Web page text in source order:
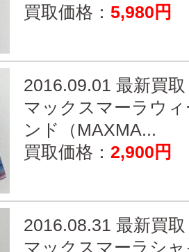
買取価格： 5,980円
2016.09.01 最新買取
マックスマーラウ
ンド（MAXMA...
買取価格： 2,900円
2016.08.31 最新買取
マックスマーラシ